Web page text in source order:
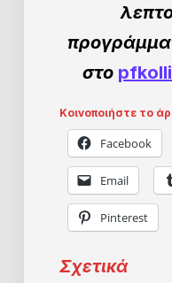
στο
Κοινοποιήστε το
Facebook
Email
Pinterest
Σχετικά